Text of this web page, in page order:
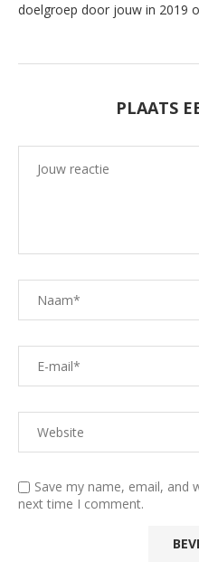
doelgroep door jouw in 2019
PLAATS
Save my name, email, and
next time I comment.